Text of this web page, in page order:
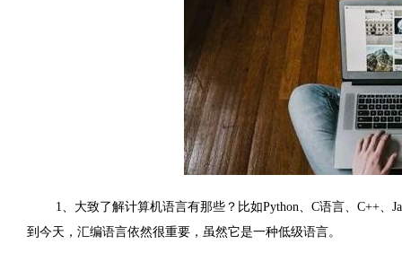
1、大致了解计算机语言有那些？比如Python、C语言、C++
到今天，汇编语言依然很重要，虽然它是一种低级语言。